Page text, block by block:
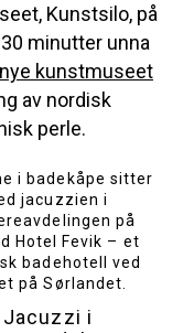
Kunstsilo, på
minutter unna
nye kunstmuseet
av nordisk
perle.
Jacuzzi i